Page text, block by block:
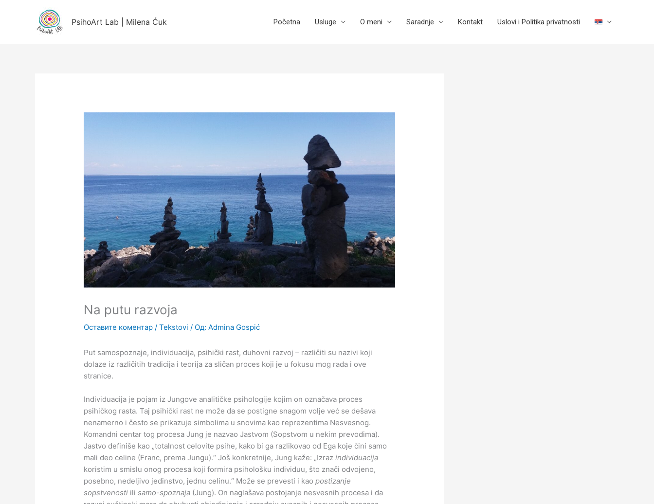
PsihoArt Lab | Milena Ćuk Početna Usluge O meni Saradnje Kontakt Uslovi i Politika privatnosti
Na putu razvoja
Оставите коментар /Tekstovi / Од: Admina Gospić
Put samospoznaje, individuacija, psihički rast, duhovni razvoj – različiti su nazivi koji
dolaze iz različitih tradicija i teorija za sličan proces koji je u fokusu mog rada i ove
stranice.
Individuacija je pojam iz Jungove analitičke psihologije kojim on označava proces
psihičkog rasta. Taj psihički rast ne može da se postigne snagom volje već se dešava
nenamerno i često se prikazuje simbolima u snovima kao reprezentima Nesvesnog.
Komandni centar tog procesa Jung je nazvao Jastvom (Sopstvom u nekim prevodima).
Jastvo definiše kao „totalnost celovite psihe, kako bi ga razlikovao od Ega koje čini samo
mali deo celine (Franc, prema Jungu).“ Još konkretnije, Jung kaže: „Izrazindividuacija
koristim u smislu onog procesa koji formira psihološku individuu, što znači odvojeno,
posebno, nedeljivo jedinstvo, jednu celinu.“ Može se prevesti i kaopostizanje
sopstvenosti ilisamo-spoznaja (Jung). On naglašava postojanje nesvesnih procesa i da